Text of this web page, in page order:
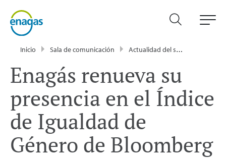
Inicio Sala de comunicación Actualidad del sector energético - Enagás
Enagás renueva su
presencia en el Índice
de Igualdad de
Género de Bloomberg